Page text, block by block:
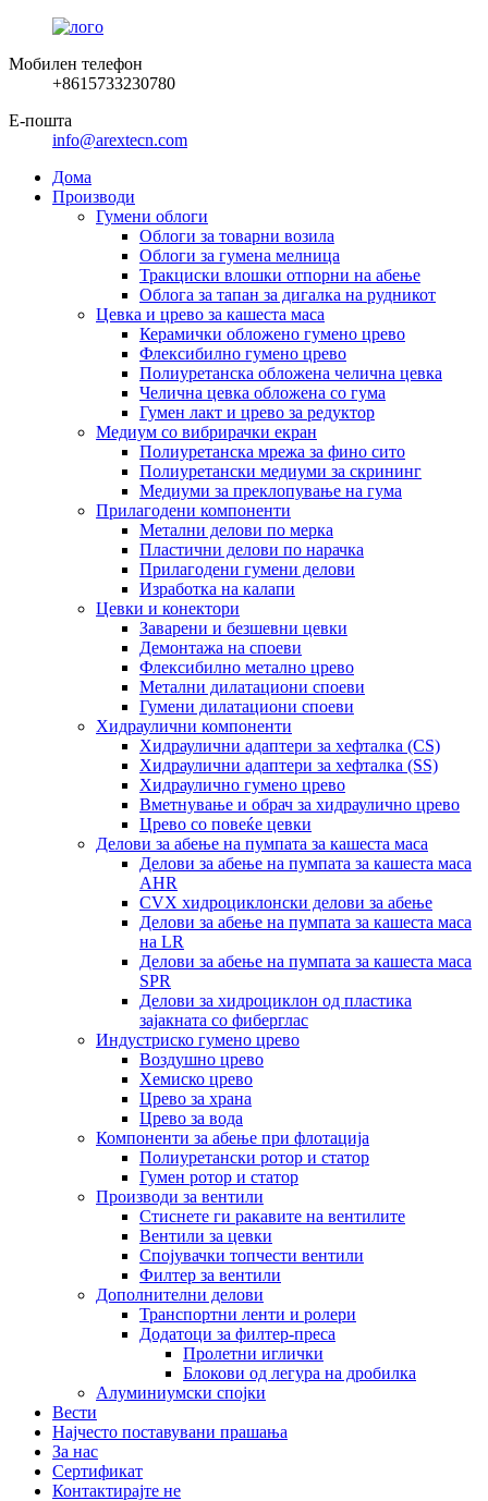
Мобилен телефон
+8615733230780
Е-пошта
info@arextecn.com
Дома
Производи
Гумени облоги
Облоги за товарни возила
Облоги за гумена мелница
Тракциски влошки отпорни на абење
Облога за тапан за дигалка на рудникот
Цевка и црево за кашеста маса
Керамички обложено гумено црево
Флексибилно гумено црево
Полиуретанска обложена челична цевка
Челична цевка обложена со гума
Гумен лакт и црево за редуктор
Медиум со вибрирачки екран
Полиуретанска мрежа за фино сито
Полиуретански медиуми за скрининг
Медиуми за преклопување на гума
Прилагодени компоненти
Метални делови по мерка
Пластични делови по нарачка
Прилагодени гумени делови
Изработка на калапи
Цевки и конектори
Заварени и безшевни цевки
Демонтажа на споеви
Флексибилно метално црево
Метални дилатациони споеви
Гумени дилатациони споеви
Хидраулични компоненти
Хидраулични адаптери за хефталка (CS)
Хидраулични адаптери за хефталка (SS)
Хидраулично гумено црево
Вметнување и обрач за хидраулично црево
Црево со повеќе цевки
Делови за абење на пумпата за кашеста маса
Делови за абење на пумпата за кашеста маса
AHR
CVX хидроциклонски делови за абење
Делови за абење на пумпата за кашеста маса
на LR
Делови за абење на пумпата за кашеста маса
SPR
Делови за хидроциклон од пластика
зајакната со фиберглас
Индустриско гумено црево
Воздушно црево
Хемиско црево
Црево за храна
Црево за вода
Компоненти за абење при флотација
Полиуретански ротор и статор
Гумен ротор и статор
Производи за вентили
Стиснете ги ракавите на вентилите
Вентили за цевки
Спојувачки топчести вентили
Филтер за вентили
Дополнителни делови
Транспортни ленти и ролери
Додатоци за филтер-преса
Пролетни иглички
Блокови од легура на дробилка
Алуминиумски спојки
Вести
Најчесто поставувани прашања
За нас
Сертификат
Контактирајте не